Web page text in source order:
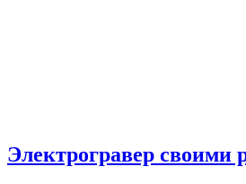
Электрогравер своими